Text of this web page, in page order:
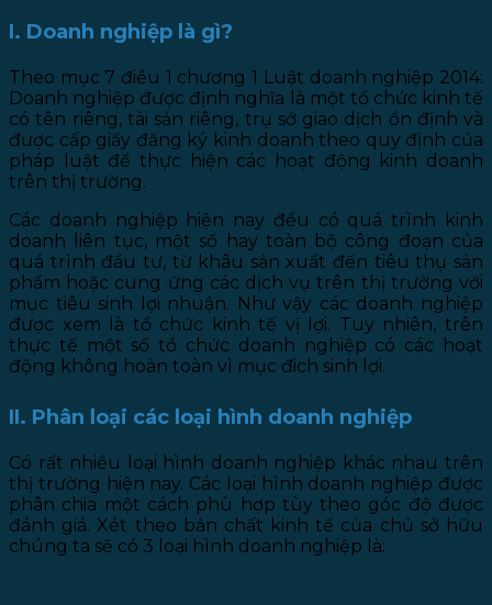
I. Doanh nghiệp là gì?
Theo mục 7 điều 1 chương 1 Luật doanh nghiệp 2014:
Doanh nghiệp được định nghĩa là một tổ chức kinh tế
có tên riêng, tài sản riêng, trụ sở giao dịch ổn định và
được cấp giấy đăng ký kinh doanh theo quy định của
pháp luật để thực hiện các hoạt động kinh doanh
trên thị trường.
Các doanh nghiệp hiện nay đều có quá trình kinh
doanh liên tục, một số hay toàn bộ công đoạn của
quá trình đầu tư, từ khâu sản xuất đến tiêu thụ sản
phẩm hoặc cung ứng các dịch vụ trên thị trường với
mục tiêu sinh lợi nhuận. Như vậy các doanh nghiệp
được xem là tổ chức kinh tế vị lợi. Tuy nhiên, trên
thực tế một số tổ chức doanh nghiệp có các hoạt
động không hoàn toàn vì mục đich sinh lợi.
II. Phân loại các loại hình doanh nghiệp
Có rất nhiều loại hình doanh nghiệp khác nhau trên
thị trường hiện nay. Các loại hình doanh nghiệp được
phân chia một cách phù hợp tùy theo góc độ được
đánh giá. Xét theo bản chất kinh tế của chủ sở hữu
chúng ta sẽ có 3 loại hình doanh nghiệp là: